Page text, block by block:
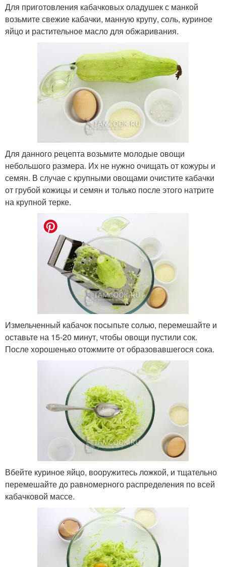
Для приготовления кабачковых оладушек с манкой
возьмите свежие кабачки, манную крупу, соль, куриное
яйцо и растительное масло для обжаривания.
Для данного рецепта возьмите молодые овощи
небольшого размера. Их не нужно очищать от кожуры и
семян. В случае с крупными овощами очистите кабачки
от грубой кожицы и семян и только после этого натрите
на крупной терке.
Измельченный кабачок посыпьте солью, перемешайте и
оставьте на 15-20 минут, чтобы овощи пустили сок.
После хорошенько отожмите от образовавшегося сока.
Вбейте куриное яйцо, вооружитесь ложкой, и тщательно
перемешайте до равномерного распределения по всей
кабачковой массе.